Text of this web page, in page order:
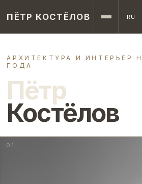
ПЁТР КОСТЁЛОВ RU
АРХИТЕКТУРА И ИНТЕРЬЕР
ГОДА
Пётр
Костёлов
01